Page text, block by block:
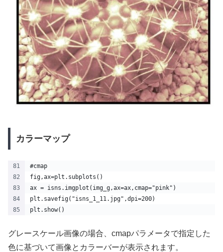
カラーマップ
#cmap
fig,ax=plt.subplots()
ax = isns.imgplot(img_g,ax=ax,cmap="pink")
plt.savefig("isns_1_11.jpg",dpi=200)
plt.show()
グレースケール画像の場合、cmapパラメータで指定した
色に基づいて画像とカラーバーが表示されます。